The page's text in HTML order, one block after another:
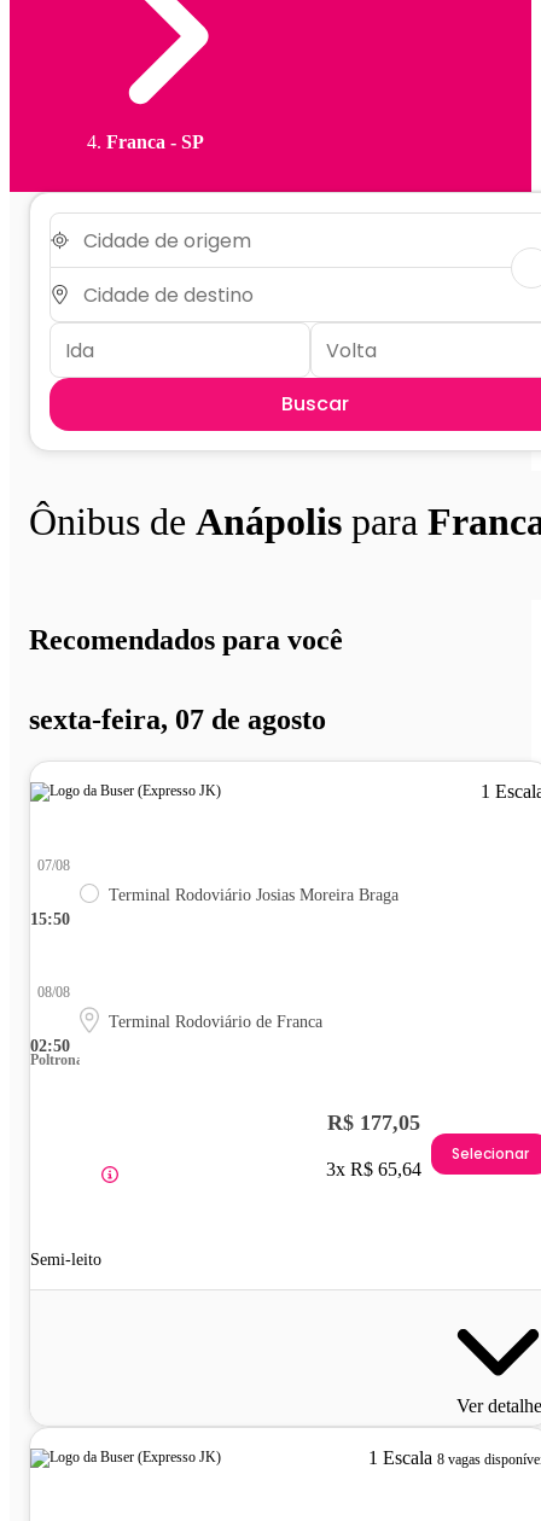
Franca - SP
Buscar
Ônibus de Anápolis para
Recomendados para você
sexta-feira, 07 de agosto
1
15:50
07/08
Terminal Rodoviário Josias Moreira Braga
02:50
08/08
Terminal Rodoviário de Franca
Poltrona
Semi-leito
R$ 177,05
3x R$ 65,64
Selecionar
Ver
1 Escala 8 vagas